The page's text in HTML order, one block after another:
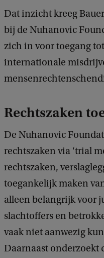
Dat inzicht kreeg
bij de Nuhanovic
zich in voor toegang
internationale
Rechtszaken
De Nuhanovic
rechtszaken via ‘trial
rechtszaken,
toegankelijk maken
alleen belangrijk voor
slachtoffers en
vaak niet aanwezig
Daarnaast onderzoekt